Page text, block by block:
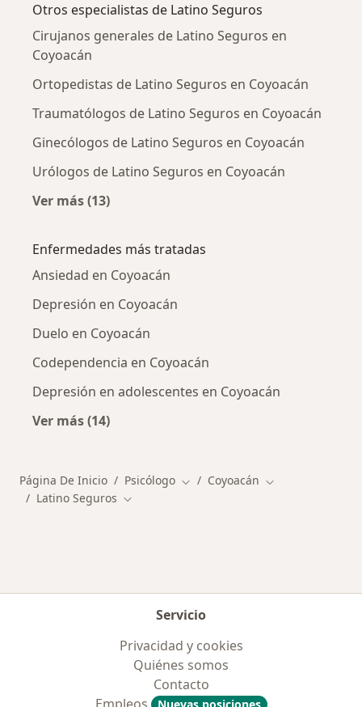
Otros especialistas de Latino Seguros
Cirujanos generales de Latino Seguros en
Coyoacán
Ortopedistas de Latino Seguros en Coyoacán
Traumatólogos de Latino Seguros en Coyoacán
Ginecólogos de Latino Seguros en Coyoacán
Urólogos de Latino Seguros en Coyoacán
Ver más (13)
Enfermedades más tratadas
Ansiedad en Coyoacán
Depresión en Coyoacán
Duelo en Coyoacán
Codependencia en Coyoacán
Depresión en adolescentes en Coyoacán
Ver más (14)
Página De Inicio Psicólogo Cambiar de ciudad
Coyoacán Cambiar de
Latino Seguros Cambiar de ciudad
Servicio
Privacidad y cookies
Quiénes somos
Contacto